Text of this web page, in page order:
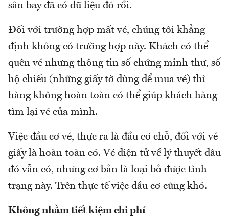
sân bay đã có dữ liệu đó rồi.
Đối với trường hợp mất vé, chúng tôi khẳng
định không có trường hợp này. Khách có thể
quên vé nhưng thông tin số chứng minh thư, số
hộ chiếu (những giấy tờ dùng để mua vé) thì
hàng không hoàn toàn có thể giúp khách hàng
tìm lại vé của mình.
Việc đầu cơ vé, thực ra là đầu cơ chỗ, đối với vé
giấy là hoàn toàn có. Vé điện tử về lý thuyết đâu
đó vẫn có, nhưng cơ bản là loại bỏ được tình
trạng này. Trên thực tế việc đầu cơ cũng khó.
Không nhằm tiết kiệm chi phí